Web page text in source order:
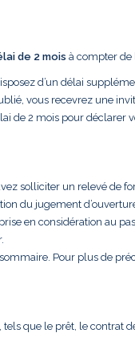
de 2 mois à compter de
d’un délai
vous recevrez une
de 2 mois pour déclarer
solliciter un relevé de
du jugement
en considération au
Pour plus de
tels que le prêt, le contrat